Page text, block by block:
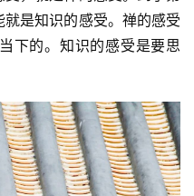
是知识的感受。禅的感受
下的。知识的感受是要思